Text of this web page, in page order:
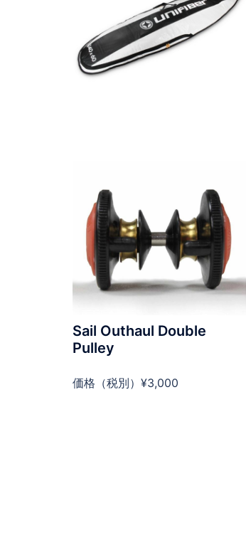
Sail Outhaul Double
Pulley
価格（税別）¥3,000